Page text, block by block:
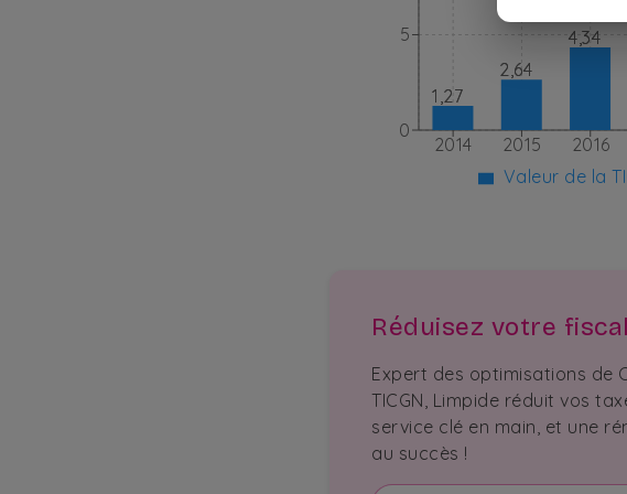
2014 2015 2016
0
5
1,27
2,64
4,34
1,27
2,64
4,34
Valeur de la
Réduisez votre
Expert des optimisations de
TICGN, Limpide réduit vos
service clé en main, et une
au succès !